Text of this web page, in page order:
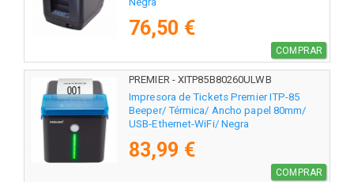
76,50 €
COMPRAR
PREMIER - XITP85B80260ULWB
Impresora de Tickets Premier ITP-85
Beeper/ Térmica/ Ancho papel 80mm/
USB-Ethernet-WiFi/ Negra
83,99 €
COMPRAR